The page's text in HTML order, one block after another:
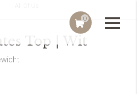
0
Top | Wit